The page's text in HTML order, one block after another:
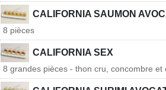
CALIFORNIA SAUMON
8 pièces
CALIFORNIA SEX
8 grandes pièces - thon cru, concombre et